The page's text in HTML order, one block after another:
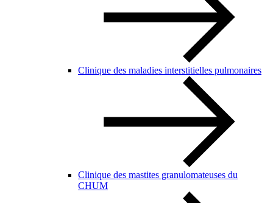
Clinique des maladies interstitielles pulmonaires
Clinique des mastites granulomateuses du
CHUM